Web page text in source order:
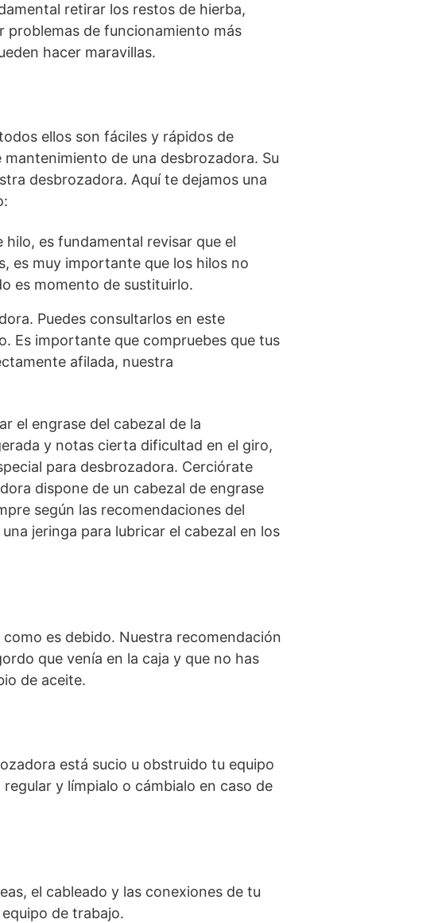
retirar los restos de hierba,
problemas de funcionamiento más
hacer maravillas.
ellos son fáciles y rápidos de
de una desbrozadora. Su
desbrozadora. Aquí te dejamos una
es fundamental revisar que el
es muy importante que los hilos no
es momento de sustituirlo.
Puedes consultarlos en este
Es importante que compruebes que tus
afilada, nuestra
el engrase del cabezal de la
y notas cierta dificultad en el giro,
para desbrozadora. Cerciórate
dispone de un cabezal de engrase
según las recomendaciones del
jeringa para lubricar el cabezal en los
es debido. Nuestra recomendación
que venía en la caja y que no has
de aceite.
está sucio u obstruido tu equipo
y límpialo o cámbialo en caso de
el cableado y las conexiones de tu
de trabajo.